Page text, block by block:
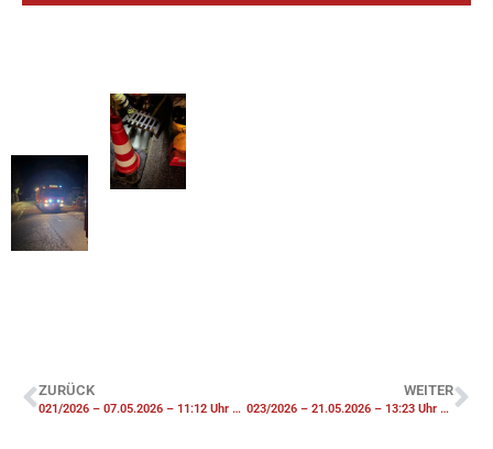
ZURÜCK
021/2026 – 07.05.2026 – 11:12 Uhr – F2 Unklarer Brandgeruch Gebäude
WEITER
023/2026 – 21.05.2026 – 13:23 Uhr – F2-Y Gebäudebrand